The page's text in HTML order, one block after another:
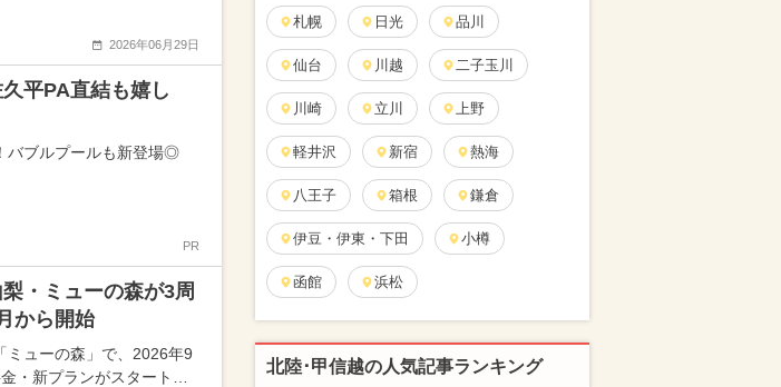
2026年06月29日
平PA直結も嬉し
バブルプールも新登場◎
PR
・ミューの森が3周
から開始
ミューの森」で、2026年9
・新プランがスタート…
札幌 日光 品川
仙台 川越 二子玉川
川崎 立川 上野
軽井沢 新宿 熱海
八王子 箱根 鎌倉
伊豆・伊東・下田 小樽
函館 浜松
北陸･甲信越の人気記事ランキング